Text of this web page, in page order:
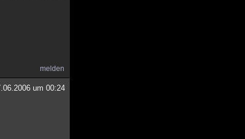
melden
um 00:24